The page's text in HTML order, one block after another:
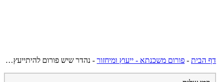
דף הבית - פורום משכנתא - ייעוץ ומיחזור - נהדר שיש פורום להיתייעץ…